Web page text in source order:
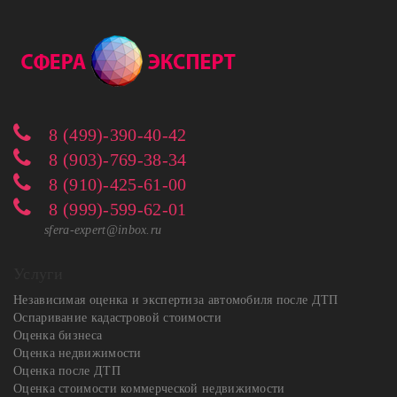
8 (499)-390-40-42
8 (903)-769-38-34
8 (910)-425-61-00
8 (999)-599-62-01
sfera-expert@inbox.ru
Независимая оценка и экспертиза автомобиля после ДТП
Оспаривание кадастровой стоимости
Оценка бизнеса
Оценка недвижимости
Оценка после ДТП
Оценка стоимости коммерческой недвижимости